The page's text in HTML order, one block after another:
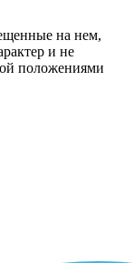
на нем,
и не
положениями